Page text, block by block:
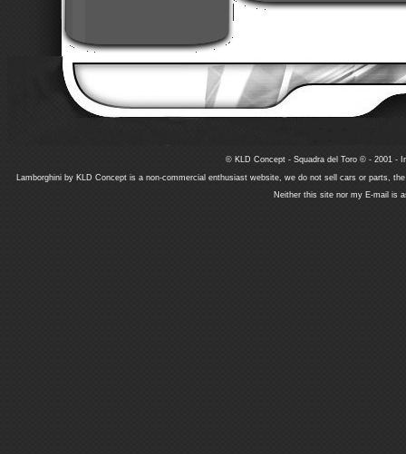
© KLD Concept - Squadra del Toro © - 2001 -
Lamborghini by KLD Concept is a non-commercial enthusiast website, we do not sell cars or parts,
Neither this site nor my E-mail is